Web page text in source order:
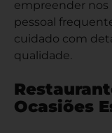
empreender nos
pessoal
cuidado com
qualidade.
Ocasiões